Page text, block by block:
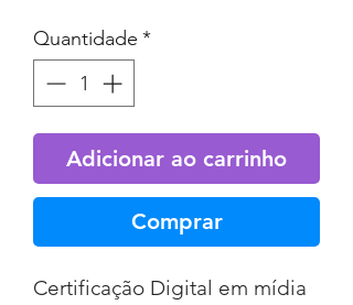
Quantidade *
Adicionar ao carrinho
Comprar
Certificação Digital em mídia